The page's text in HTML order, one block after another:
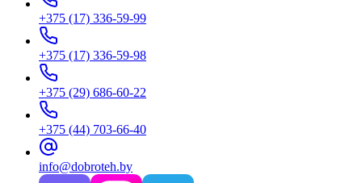
+375 (17) 336-59-99
+375 (17) 336-59-98
+375 (29) 686-60-22
+375 (44) 703-66-40
info@dobroteh.by